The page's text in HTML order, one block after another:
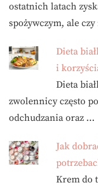
ostatnich latach
spożywczym, ale
Dieta
i
Dieta
zwolennicy często
odchudzania oraz …
Jak
Krem do